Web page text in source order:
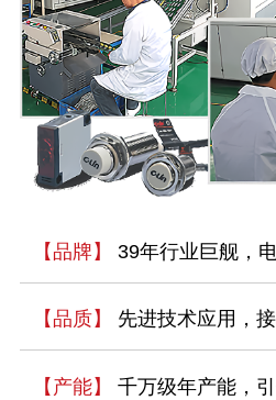
【品牌】 39年行业巨舰，
【品质】 先进技术应用，
【产能】 千万级年产能，